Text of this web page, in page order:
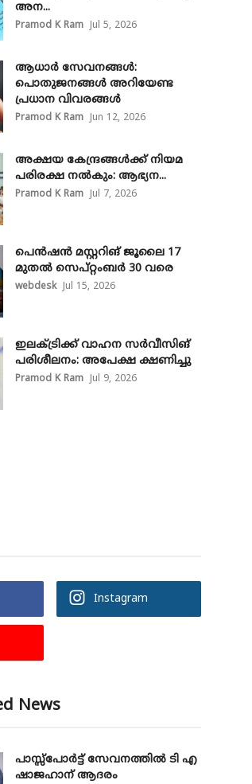
അന...
Pramod K Ram Jul 5, 2026
ആധാർ സേവനങ്ങൾ:
പൊതുജനങ്ങൾ അറിയേണ്ട
പ്രധാന വിവരങ്ങൾ
Pramod K Ram Jun 12, 2026
അക്ഷയ കേന്ദ്രങ്ങള്‍ക്ക് നിയമ
പരിരക്ഷ നൽകും: ആഭ്യന...
Pramod K Ram Jul 7, 2026
പെൻഷൻ മസ്റ്ററിങ് ജൂലൈ 17
മുതൽ സെപ്റ്റംബർ 30 വരെ
webdesk Jul 15, 2026
ഇലക്ട്രിക്ക് വാഹന സർവീസിങ്
പരിശീലനം: അപേക്ഷ ക്ഷണിച്ചു
Pramod K Ram Jul 9, 2026
Instagram
News
പാസ്സ്‌പോർട്ട് സേവനത്തിൽ ടി എ
ഷാജഹാന് ആദരം